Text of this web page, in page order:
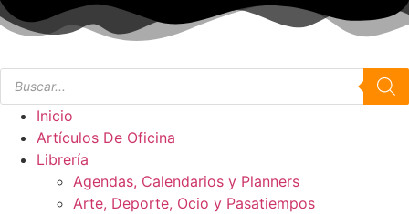
Ir
al
Búsqueda
de
productos
Inicio
Artículos De Oficina
Librería
Agendas, Calendarios y Planners
Arte, Deporte, Ocio y Pasatiempos